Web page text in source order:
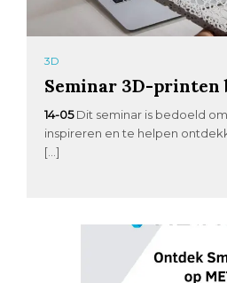
3D
Seminar 3D-printen
14-05 Dit seminar is bedoeld
inspireren en te helpen
[…]